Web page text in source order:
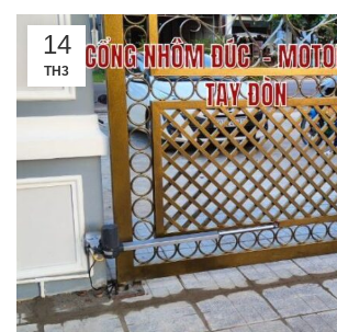
14
TH3